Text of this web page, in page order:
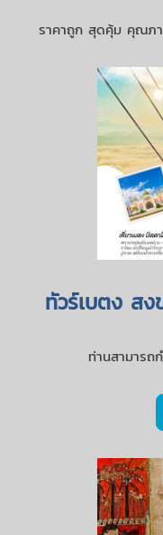
ราคาถูก สุดคุ้ม คุณภ
ทัวร์เบตง ส
ท่านสามารถ